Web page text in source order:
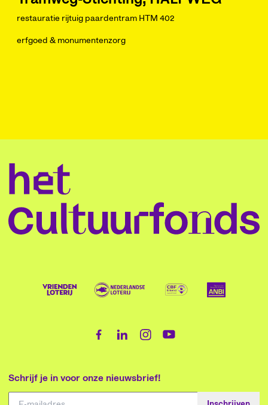
restauratie rijtuig paardentram HTM 402
erfgoed & monumentenzorg
Schrijf je in voor onze nieuwsbrief!